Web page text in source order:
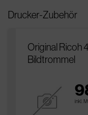
Drucker-Zubehör
Original Ricoh
Bildtrommel
inkl.